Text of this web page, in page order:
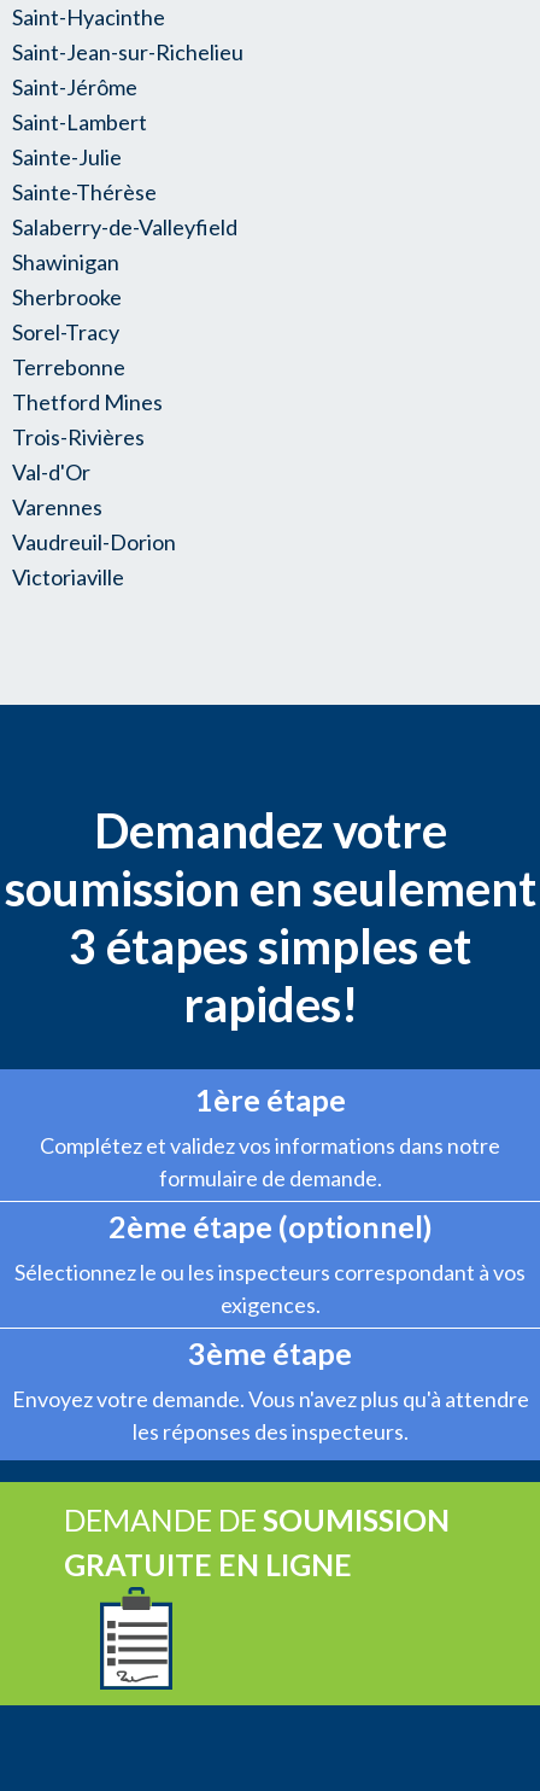
Saint-Hyacinthe
Saint-Jean-sur-Richelieu
Saint-Jérôme
Saint-Lambert
Sainte-Julie
Sainte-Thérèse
Salaberry-de-Valleyfield
Shawinigan
Sherbrooke
Sorel-Tracy
Terrebonne
Thetford Mines
Trois-Rivières
Val-d'Or
Varennes
Vaudreuil-Dorion
Victoriaville
Demandez votre
soumission en seulement
3 étapes simples et
rapides!
1ère étape
Complétez et validez vos informations dans notre
formulaire de demande.
2ème étape (optionnel)
Sélectionnez le ou les inspecteurs correspondant à vos
exigences.
3ème étape
Envoyez votre demande. Vous n'avez plus qu'à attendre
les réponses des inspecteurs.
DEMANDE DE SOUMISSION
GRATUITE EN LIGNE